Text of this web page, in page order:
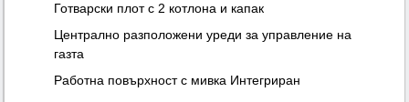
Готварски плот с 2 котлона и капак
Централно разположени уреди за управление на
газта
Работна повърхност с мивка Интегриран